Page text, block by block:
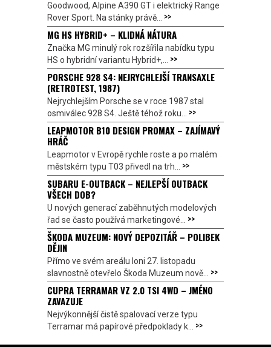
Goodwood, Alpine A390 GT i elektrický Range
Rover Sport. Na stánky právě... >>
MG HS HYBRID+ – KLIDNÁ NÁTURA
Značka MG minulý rok rozšířila nabídku typu
HS o hybridní variantu Hybrid+,... >>
PORSCHE 928 S4: NEJRYCHLEJŠÍ TRANSAXLE
(RETROTEST, 1987)
Nejrychlejším Porsche se v roce 1987 stal
osmiválec 928 S4. Ještě téhož roku... >>
LEAPMOTOR B10 DESIGN PROMAX – ZAJÍMAVÝ
HRÁČ
Leapmotor v Evropě rychle roste a po malém
městském typu T03 přivedl na trh... >>
SUBARU E-OUTBACK – NEJLEPŠÍ OUTBACK
VŠECH DOB?
U nových generací zaběhnutých modelových
řad se často používá marketingové... >>
ŠKODA MUZEUM: NOVÝ DEPOZITÁŘ – POLIBEK
DĚJIN
Přímo ve svém areálu loni 27. listopadu
slavnostně otevřelo Škoda Muzeum nově... >>
CUPRA TERRAMAR VZ 2.0 TSI 4WD – JMÉNO
ZAVAZUJE
Nejvýkonnější čistě spalovací verze typu
Terramar má papírové předpoklady k... >>